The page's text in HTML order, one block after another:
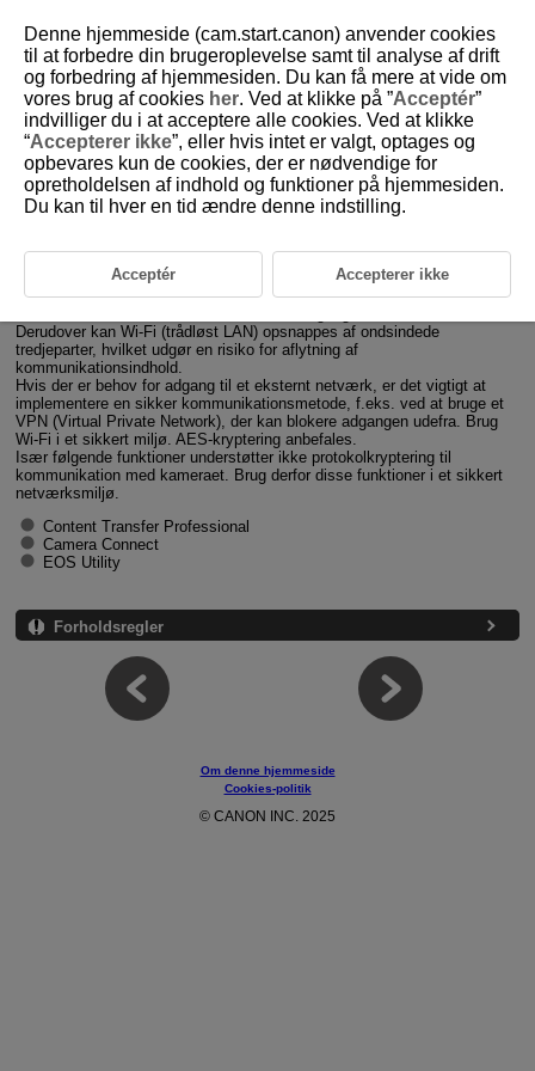
D185-193
Sikkerhed
Når du slutter kameraet til et netværk, skal du sørge for at bruge et
fra utilsigtede tredjeparter eller cyberangreb. Hvis adgang fra et eksternt
netværk ikke er påkrævet, skal du blokere adgangen fysisk og/eller
Derudover kan Wi-Fi (trådløst LAN) opsnappes af ondsindede
tredjeparter, hvilket udgør en risiko for aflytning af
kommunikationsindhold.
Hvis der er behov for adgang til et eksternt netværk, er det vigtigt at
implementere en sikker kommunikationsmetode, f.eks. ved at bruge et
VPN (Virtual Private Network), der kan blokere adgangen udefra. Brug
Wi-Fi i et sikkert miljø. AES-kryptering anbefales.
Især følgende funktioner understøtter ikke protokolkryptering til
kommunikation med kameraet. Brug derfor disse funktioner i et sikkert
netværksmiljø.
Content Transfer Professional
Camera Connect
EOS Utility
Forholdsregler
Om denne hjemmeside
Cookies-politik
© CANON INC. 2025
Denne hjemmeside (cam.start.canon) anvender cookies
til at forbedre din brugeroplevelse samt til analyse af drift
og forbedring af hjemmesiden. Du kan få mere at vide om
vores brug af cookies her. Ved at klikke på ”Acceptér”
indvilliger du i at acceptere alle cookies. Ved at klikke
“Accepterer ikke”, eller hvis intet er valgt, optages og
opbevares kun de cookies, der er nødvendige for
opretholdelsen af indhold og funktioner på hjemmesiden.
Du kan til hver en tid ændre denne indstilling.
Acceptér Accepterer ikke